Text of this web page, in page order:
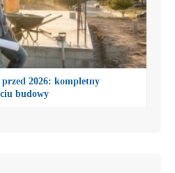
2026: kompletny
budowy